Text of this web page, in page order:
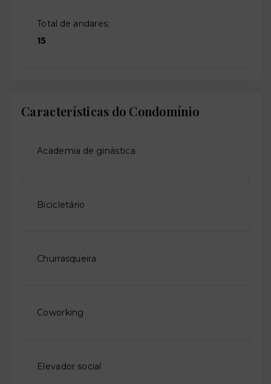
Total de andares:
15
Características do Condomínio
Academia de ginástica
Bicicletário
Churrasqueira
Coworking
Elevador social